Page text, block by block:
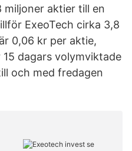
aktier till en
ExeoTech cirka 3,8
0,06 kr per aktie,
dagars volymviktade
och med fredagen